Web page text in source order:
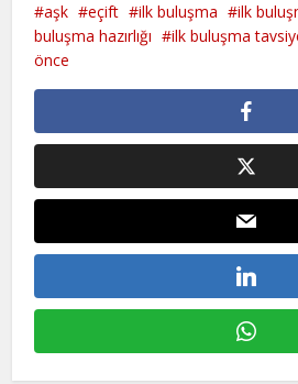
aşk eçift ilk buluşma ilk
buluşma hazırlığı
ilk buluşma
önce